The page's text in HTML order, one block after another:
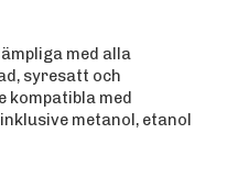
med alla
syresatt och
kompatibla med
metanol, etanol